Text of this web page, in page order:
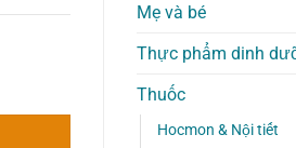
Mẹ và bé
Thực phẩm dinh
Thuốc
Hocmon & Nội tiết